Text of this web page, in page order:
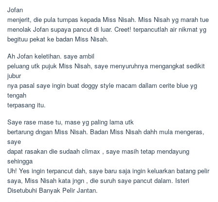
Jofan
menjerit, die pula tumpas kepada Miss Nisah. Miss Nisah yg marah tue
menolak Jofan supaya pancut di luar. Creet! terpancutlah air nikmat yg
begituu pekat ke badan Miss Nisah.
Ah Jofan keletihan. saye ambil
peluang utk pujuk Miss Nisah, saye menyuruhnya mengangkat sedikit
jubur
nya pasal saye ingin buat doggy style macam dallam cerite blue yg
tengah
terpasang itu.
Saye rase mase tu, mase yg paling lama utk
bertarung dngan Miss Nisah. Badan Miss Nisah dahh mula mengeras,
saye
dapat rasakan die sudaah climax , saye masih tetap mendayung
sehingga
Uh! Yes ingin terpancut dah, saye baru saja ingin keluarkan batang pelir
saya, Miss Nisah kata jngn , die suruh saye pancut dalam. Isteri
Disetubuhi Banyak Pelir Jantan.